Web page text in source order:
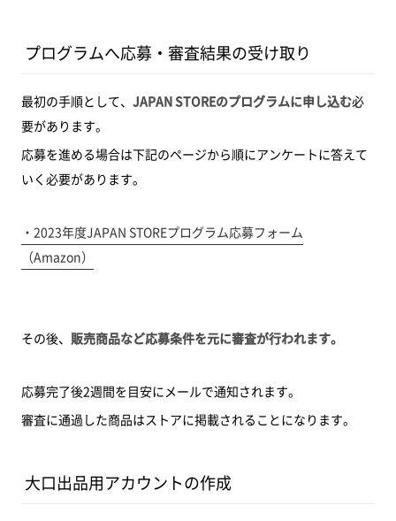
プログラムへ応募・審査結果の受け取り
最初の手順として、 JAPAN STOREのプログラムに申し込む必
要があります。
応募を進める場合は下記のページから順にアンケートに答えて
いく必要があります。
・2023年度JAPAN STOREプログラム応募フォーム
（Amazon）
その後、 販売商品など応募条件を元に審査が行われます。
応募完了後2週間を目安にメールで通知されます。
審査に通過した商品はストアに掲載されることになります。
大口出品用アカウントの作成